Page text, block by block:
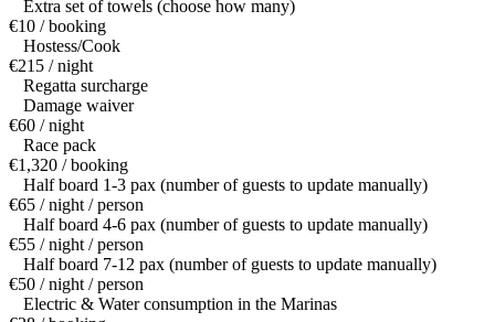
Extra set of towels (choose how many)
€10 / booking
Hostess/Cook
€215 / night
Regatta surcharge
Damage waiver
€60 / night
Race pack
€1,320 / booking
Half board 1-3 pax (number of guests to update manually)
€65 / night / person
Half board 4-6 pax (number of guests to update manually)
€55 / night / person
Half board 7-12 pax (number of guests to update manually)
€50 / night / person
Electric & Water consumption in the Marinas